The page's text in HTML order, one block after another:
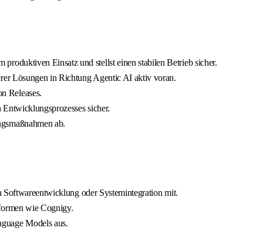
Einsatz und stellst einen stabilen Betrieb sicher.
Lösungen in Richtung Agentic AI aktiv voran.
Releases.
sicher.
ab.
oder Systemintegration mit.
wie Cognigy.
Models aus.